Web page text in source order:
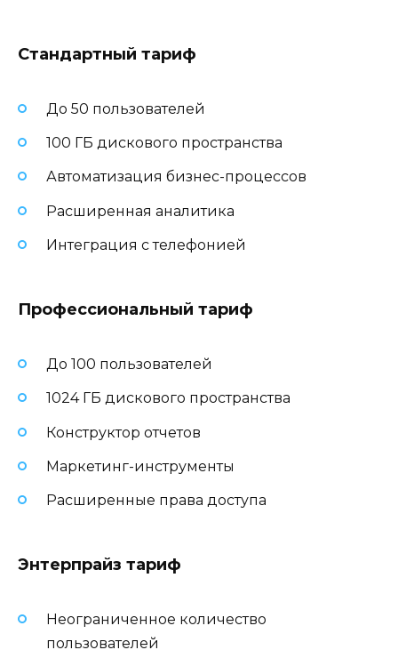
Стандартный тариф
До 50 пользователей
100 ГБ дискового пространства
Автоматизация бизнес-процессов
Расширенная аналитика
Интеграция с телефонией
Профессиональный тариф
До 100 пользователей
1024 ГБ дискового пространства
Конструктор отчетов
Маркетинг-инструменты
Расширенные права доступа
Энтерпрайз тариф
Неограниченное количество
пользователей